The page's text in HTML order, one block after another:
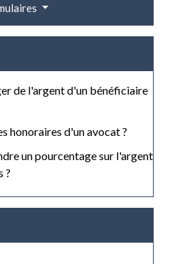
de l'argent d'un bénéficiaire
honoraires d'un avocat ?
un pourcentage sur l'argent
?